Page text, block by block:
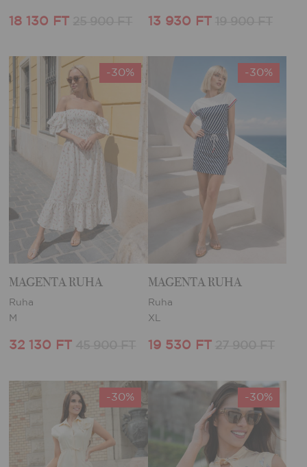
18 130 FT 13 930 FT
-30%
MAGENTA RUHA
Ruha
M
32 130 FT
-30%
MAGENTA RUHA
Ruha
XL
19 530 FT
-30% -30%